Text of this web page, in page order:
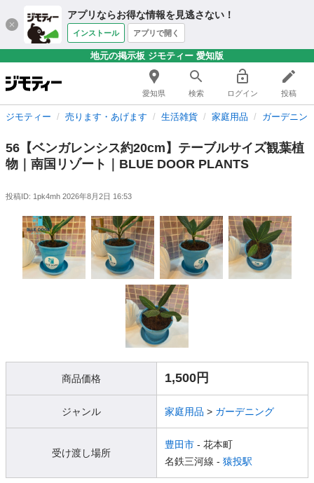
アプリならお得な情報を見逃さない！
インストール アプリで開く
地元の掲示板 ジモティー 愛知版
愛知県 検索 ログイン 投稿
ジモティー 売ります・あげます 生活雑貨 家庭用品 ガーデニン
56【ベンガレンシス約20cm】テーブルサイズ観葉植
物｜南国リゾート｜BLUE DOOR PLANTS
投稿ID: 1pk4mh 2026年8月2日 16:53
商品価格 1,500円
ジャンル 家庭用品 > ガーデニング
受け渡し場所
豊田市 - 花本町
名鉄三河線 - 猿投駅